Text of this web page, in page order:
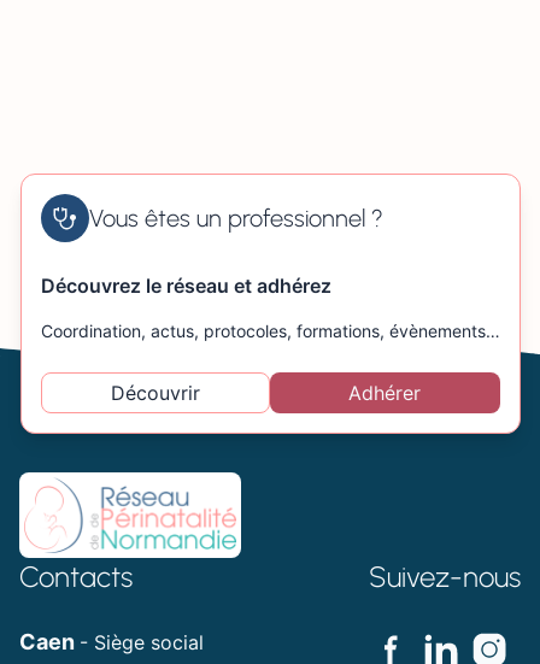
Vous êtes un professionnel ?
Découvrez le réseau et adhérez
Coordination, actus, protocoles, formations, évènements…
Découvrir Adhérer
Contacts
Caen - Siège social
Suivez-nous